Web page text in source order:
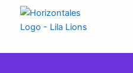
springen